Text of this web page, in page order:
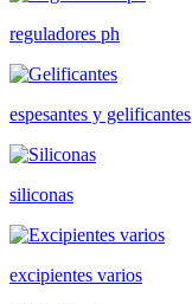
reguladores ph
espesantes y gelificantes
siliconas
excipientes varios